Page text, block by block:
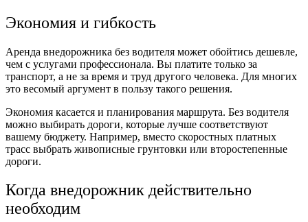
Экономия и гибкость
Аренда внедорожника без водителя может обойтись дешевле,
чем с услугами профессионала. Вы платите только за
транспорт, а не за время и труд другого человека. Для многих
это весомый аргумент в пользу такого решения.
Экономия касается и планирования маршрута. Без водителя
можно выбирать дороги, которые лучше соответствуют
вашему бюджету. Например, вместо скоростных платных
трасс выбрать живописные грунтовки или второстепенные
дороги.
Когда внедорожник действительно
необходим